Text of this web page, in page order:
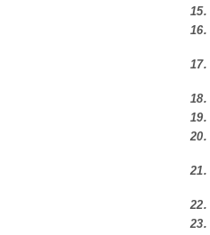
15.
16.
17.
18.
19.
20.
21.
22.
23.